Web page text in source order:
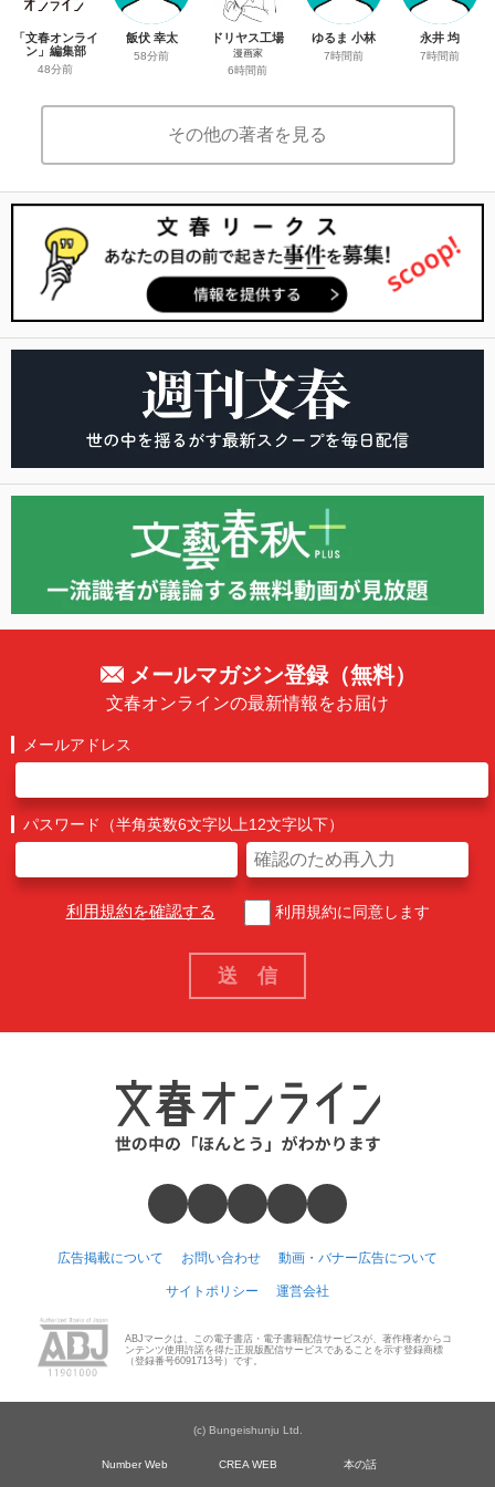
「文春オンライ
ン」編集部
48分前
飯伏 幸太
58分前
ドリヤス工場
漫画家
6時間前
ゆるま 小林
7時間前
永井 均
7時間前
その他の著者を見る
メールマガジン登録（無料）
文春オンラインの最新情報をお届け
メールアドレス
パスワード（半角英数6文字以上12文字以下）
利用規約を確認する 利用規約に同意します
広告掲載について お問い合わせ 動画・バナー広告について
サイトポリシー 運営会社
ABJマークは、この電子書店・電子書籍配信サービスが、著作権者からコ
ンテンツ使用許諾を得た正規版配信サービスであることを示す登録商標
（登録番号6091713号）です。
(c) Bungeishunju Ltd.
Number Web CREA WEB 本の話